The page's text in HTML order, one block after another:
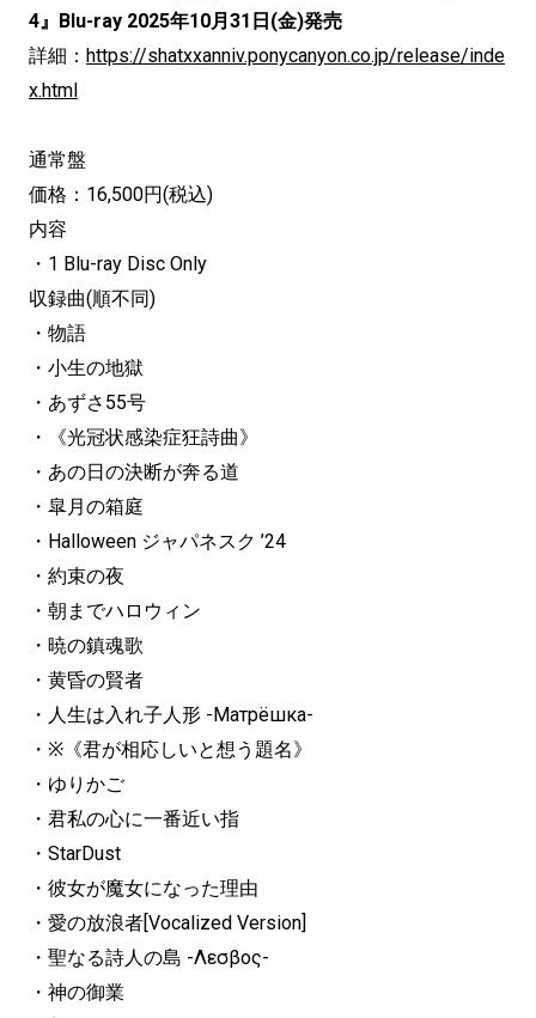
4』Blu-ray 2025年10月31日(金)発売
詳細： https://shatxxanniv.ponycanyon.co.jp/release/inde
x.html
通常盤
価格：16,500円(税込)
内容
・1 Blu-ray Disc Only
収録曲(順不同)
・物語
・小生の地獄
・あずさ55号
・《光冠状感染症狂詩曲》
・あの日の決断が奔る道
・皐月の箱庭
・Halloween ジャパネスク ’24
・約束の夜
・朝までハロウィン
・暁の鎮魂歌
・黄昏の賢者
・人生は入れ子人形 -Матрёшка-
・※《君が相応しいと想う題名》
・ゆりかご
・君私の心に一番近い指
・StarDust
・彼女が魔女になった理由
・愛の放浪者[Vocalized Version]
・聖なる詩人の島 -Λεσβος-
・神の御業